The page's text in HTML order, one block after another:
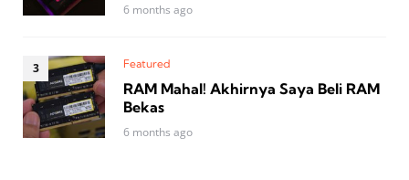
6 months ago
Featured
RAM Mahal! Akhirnya Saya Beli RAM
Bekas
6 months ago